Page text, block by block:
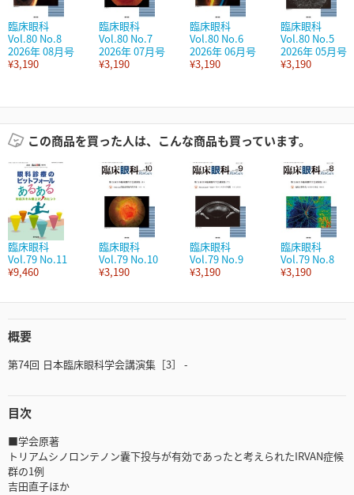
臨床眼科
Vol.80 No.8
2026年 08月号
¥3,190
臨床眼科
Vol.80 No.7
2026年 07月号
¥3,190
臨床眼科
Vol.80 No.6
2026年 06月号
¥3,190
臨床眼科
Vol.80 No.5
2026年 05月号
¥3,190
この商品を買った人は、こんな商品も買っています。
臨床眼科
Vol.79 No.11
¥9,460
臨床眼科
Vol.79 No.10
¥3,190
臨床眼科
Vol.79 No.9
¥3,190
臨床眼科
Vol.79 No.8
¥3,190
概要
第74回 日本臨床眼科学会講演集［3］ -
目次
■学会原著
トリアムシノロンテノン囊下投与が有効であったと考えられたIRVAN症候
群の1例
吉田直子ほか